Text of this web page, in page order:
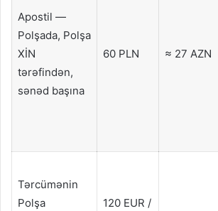
Apostil —
Polşada, Polşa
XİN
tərəfindən,
sənəd başına
60 PLN ≈ 27 AZN
Tərcümənin
Polşa
120 EUR /